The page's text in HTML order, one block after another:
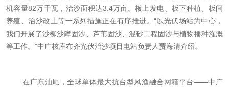
机容量82万千瓦，治沙面积达3.4万亩。板上发电、板下种植、板间
养殖、治沙改土等一系列措施正在有序推进。“以光伏场站为中心，
我们开展了沙柳沙障固沙、芦苇固沙、混砂工程固沙与植物播种灌溉
等工作。”中广核库布齐光伏治沙项目电站负责人贾海清介绍。
在广东汕尾，全球单体最大抗台型风渔融合网箱平台——中广